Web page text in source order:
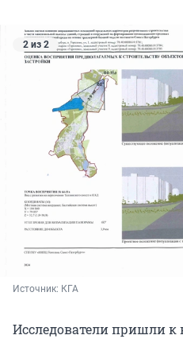
2 из 2
Источник: КГА
Исследователи пришли к